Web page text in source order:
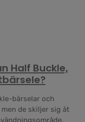
Half Buckle,
bärselar och
de skiljer sig åt